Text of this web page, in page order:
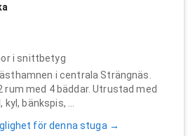
i snittbetyg
i centrala Strängnäs.
rum med 4 bäddar. Utrustad med
bänkspis, ...
för denna stuga →